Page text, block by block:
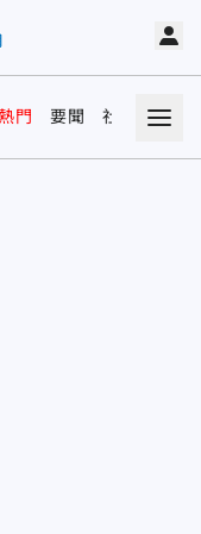
門 要聞 社會 娛樂